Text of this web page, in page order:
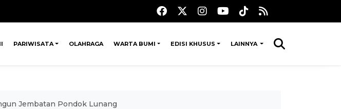
PARIWISATA OLAHRAGA WARTA BUMI EDISI KHUSUS LAINNYA
Jembatan Pondok Lunang